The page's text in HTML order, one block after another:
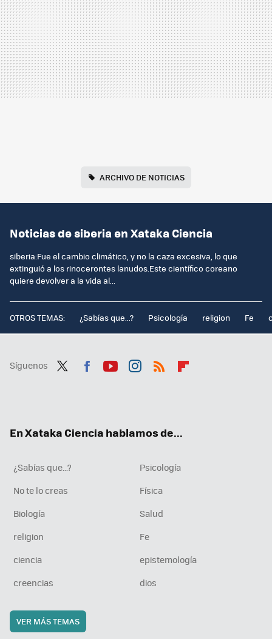
ARCHIVO DE NOTICIAS
Noticias de siberia en Xataka Ciencia
siberia:Fue el cambio climático, y no la caza excesiva, lo que
extinguió a los rinocerontes lanudos.Este científico coreano
quiere devolver a la vida al...
OTROS TEMAS: ¿Sabías que...? Psicología religion Fe
Síguenos
En Xataka Ciencia hablamos de...
¿Sabías que...?
Psicología
No te lo creas
Física
Biología
Salud
religion
Fe
ciencia
epistemología
creencias
dios
VER MÁS TEMAS